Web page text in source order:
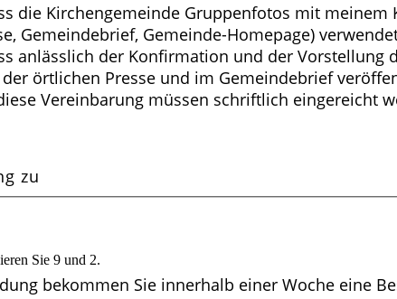
die Kirchengemeinde Gruppenfotos mit
Gemeindebrief, Gemeinde-Homepage)
anlässlich der Konfirmation und der
örtlichen Presse und im Gemeindebrief
Vereinbarung müssen schriftlich eingereicht
zu
Sie 9 und 2.
bekommen Sie innerhalb einer Woche eine